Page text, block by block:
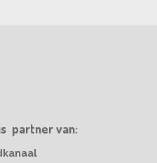
partner van: